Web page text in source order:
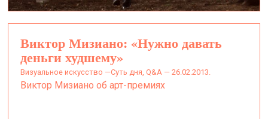
Виктор Мизиано: «Нужно давать
деньги худшему»
визуальное искусство —Суть дня, Q&A — 26.02.2013.
Виктор Мизиано об арт-премиях